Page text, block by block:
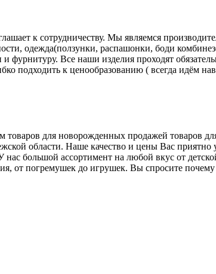
к сотрудничеству. Мы являемся
одежда(ползунки, распашонки, боди
фурнитуру. Все наши изделия проходят
подходить к ценообразованию ( всегда идём
товаров для новорожденных продажей товаров
области. Наше качество и цены Вас приятно
большой ассортимент на любой вкус от
от погремушек до игрушек. Вы спросите